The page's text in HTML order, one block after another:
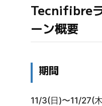
Tecnifibre
ーン概要
期間
11/3(日)〜11/27(